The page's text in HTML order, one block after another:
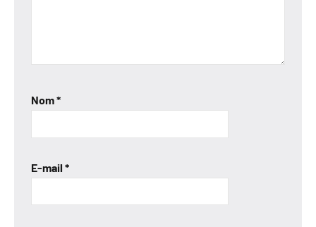
Nom*
E-mail *